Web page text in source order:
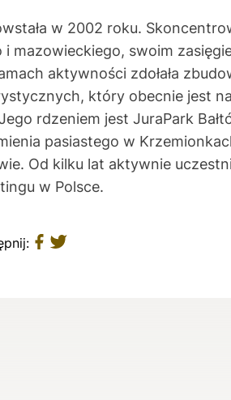
w 2002 roku.
swoim
aktywności zdołała
który obecnie jest
rdzeniem jest JuraPark
pasiastego w
Od kilku lat aktywnie
w Polsce.